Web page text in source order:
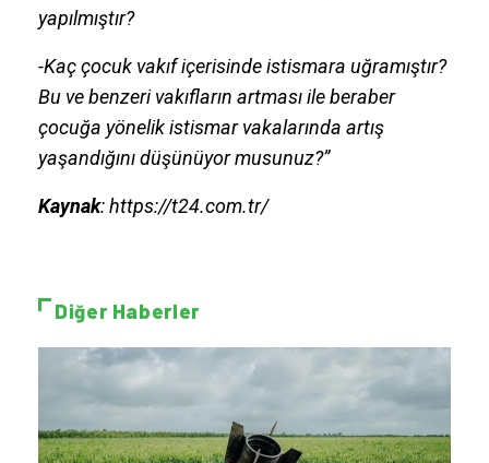
yapılmıştır?
-Kaç çocuk vakıf içerisinde istismara uğramıştır?
Bu ve benzeri vakıfların artması ile beraber
çocuğa yönelik istismar vakalarında artış
yaşandığını düşünüyor musunuz?”
Kaynak: https://t24.com.tr/
Diğer Haberler